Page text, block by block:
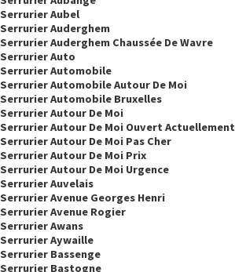
Serrurier Aubel
Serrurier Auderghem
Serrurier Auderghem Chaussée De Wavre
Serrurier Auto
Serrurier Automobile
Serrurier Automobile Autour De Moi
Serrurier Automobile Bruxelles
Serrurier Autour De Moi
Serrurier Autour De Moi Ouvert Actuellement
Serrurier Autour De Moi Pas Cher
Serrurier Autour De Moi Prix
Serrurier Autour De Moi Urgence
Serrurier Auvelais
Serrurier Avenue Georges Henri
Serrurier Avenue Rogier
Serrurier Awans
Serrurier Aywaille
Serrurier Bassenge
Serrurier Bastogne